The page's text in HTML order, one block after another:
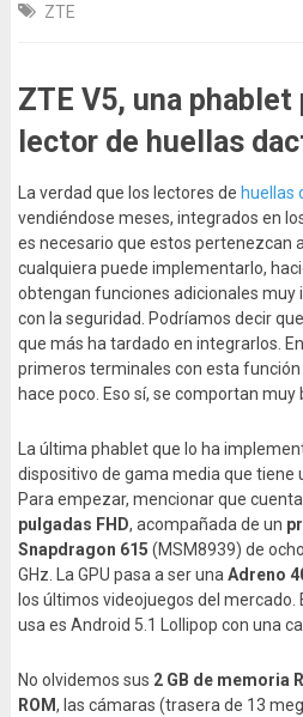
ZTE
ZTE V5, una
lector de huellas
La verdad que los lectores de huellas
vendiéndose meses, integrados en
es necesario que estos pertenezcan
cualquiera puede implementarlo,
obtengan funciones adicionales muy
con la seguridad. Podríamos decir que
que más ha tardado en integrarlos.
primeros terminales con esta
hace poco. Eso sí, se comportan muy
La última phablet que lo ha
dispositivo de gama media que tiene
Para empezar, mencionar que
pulgadas FHD, acompañada de un
Snapdragon 615 (MSM8939) de
GHz. La GPU pasa a ser una Adreno
los últimos videojuegos del
usa es Android 5.1 Lollipop con una
No olvidemos sus 2 GB de memoria
ROM, las cámaras (trasera de 13